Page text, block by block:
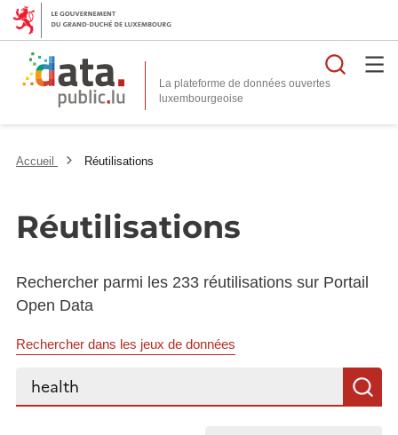
La plateforme de données ouvertes
Accueil Réutilisations
Réutilisations
Rechercher parmi les 233 réutilisations sur Portail
Open Data
Rechercher dans les jeux de données
Rechercher...